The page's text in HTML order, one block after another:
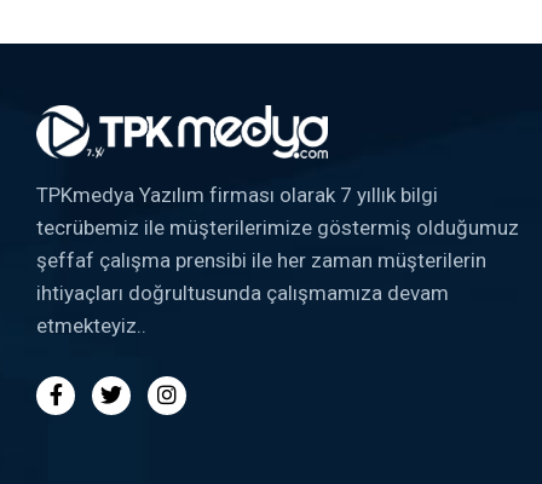
TPKmedya Yazılım firması olarak 7 yıllık bilgi
tecrübemiz ile müşterilerimize göstermiş olduğumuz
şeffaf çalışma prensibi ile her zaman müşterilerin
ihtiyaçları doğrultusunda çalışmamıza devam
etmekteyiz..